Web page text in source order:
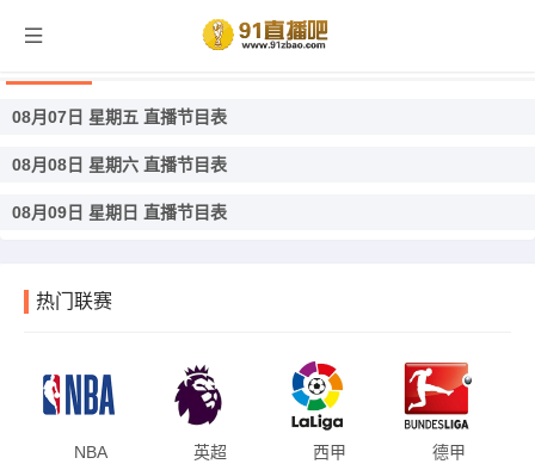
08月07日 星期五 直播节目表
08月08日 星期六 直播节目表
08月09日 星期日 直播节目表
热门联赛
NBA 英超 西甲 德甲